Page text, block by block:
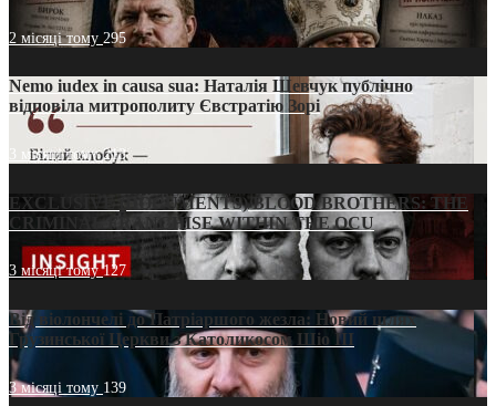
2 місяці тому 295
Nemo iudex in causa sua: Наталія Шевчук публічно
відповіла митрополиту Євстратію Зорі
3 місяці тому213
EXCLUSIVE (DOCUMENTS)/BLOOD BROTHERS: THE
CRIMINAL FRANCHISE WITHIN THE OCU
3 місяці тому127
Від віолончелі до Патріаршого жезла: Новий шлях
Грузинської Церкви з Католикосом Шіо III
3 місяці тому 139